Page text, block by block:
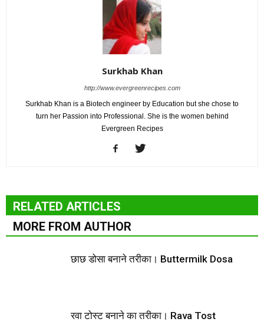
Surkhab Khan
http://www.evergreenrecipes.com
Surkhab Khan is a Biotech engineer by Education but she chose to
turn her Passion into Professional. She is the women behind
Evergreen Recipes
RELATED ARTICLES
MORE FROM AUTHOR
छाछ डोसा बनाने तरीका। Buttermilk Dosa
रवा टोस्ट बनाने का तरीका। Rava Tost